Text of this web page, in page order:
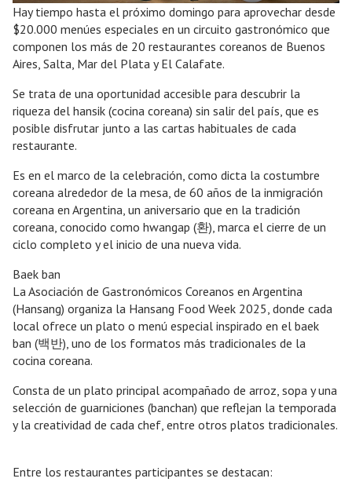
Hay tiempo hasta el próximo domingo para aprovechar desde
$20.000 menúes especiales en un circuito gastronómico que
componen los más de 20 restaurantes coreanos de Buenos
Aires, Salta, Mar del Plata y El Calafate.
Se trata de una oportunidad accesible para descubrir la
riqueza del hansik (cocina coreana) sin salir del país, que es
posible disfrutar junto a las cartas habituales de cada
restaurante.
Es en el marco de la celebración, como dicta la costumbre
coreana alrededor de la mesa, de 60 años de la inmigración
coreana en Argentina, un aniversario que en la tradición
coreana, conocido como hwangap (환), marca el cierre de un
ciclo completo y el inicio de una nueva vida.
Baek ban
La Asociación de Gastronómicos Coreanos en Argentina
(Hansang) organiza la Hansang Food Week 2025, donde cada
local ofrece un plato o menú especial inspirado en el baek
ban (백반), uno de los formatos más tradicionales de la
cocina coreana.
Consta de un plato principal acompañado de arroz, sopa y una
selección de guarniciones (banchan) que reflejan la temporada
y la creatividad de cada chef, entre otros platos tradicionales.
Entre los restaurantes participantes se destacan: